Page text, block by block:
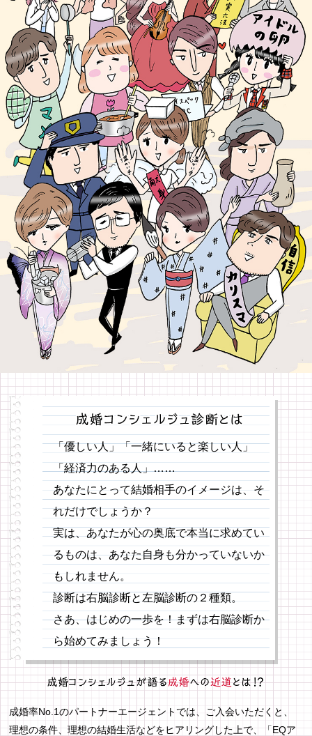
「優しい人」「一緒にいると楽しい人」
「経済力のある人」……
あなたにとって結婚相手のイメージは、そ
れだけでしょうか？
実は、あなたが心の奥底で本当に求めてい
るものは、あなた自身も分かっていないか
もしれません。
診断は右脳診断と左脳診断の２種類。
さあ、はじめの一歩を！まずは右脳診断か
ら始めてみましょう！
成婚率No.1のパートナーエージェントでは、ご入会いただくと、
理想の条件、理想の結婚生活などをヒアリングした上で、「EQア